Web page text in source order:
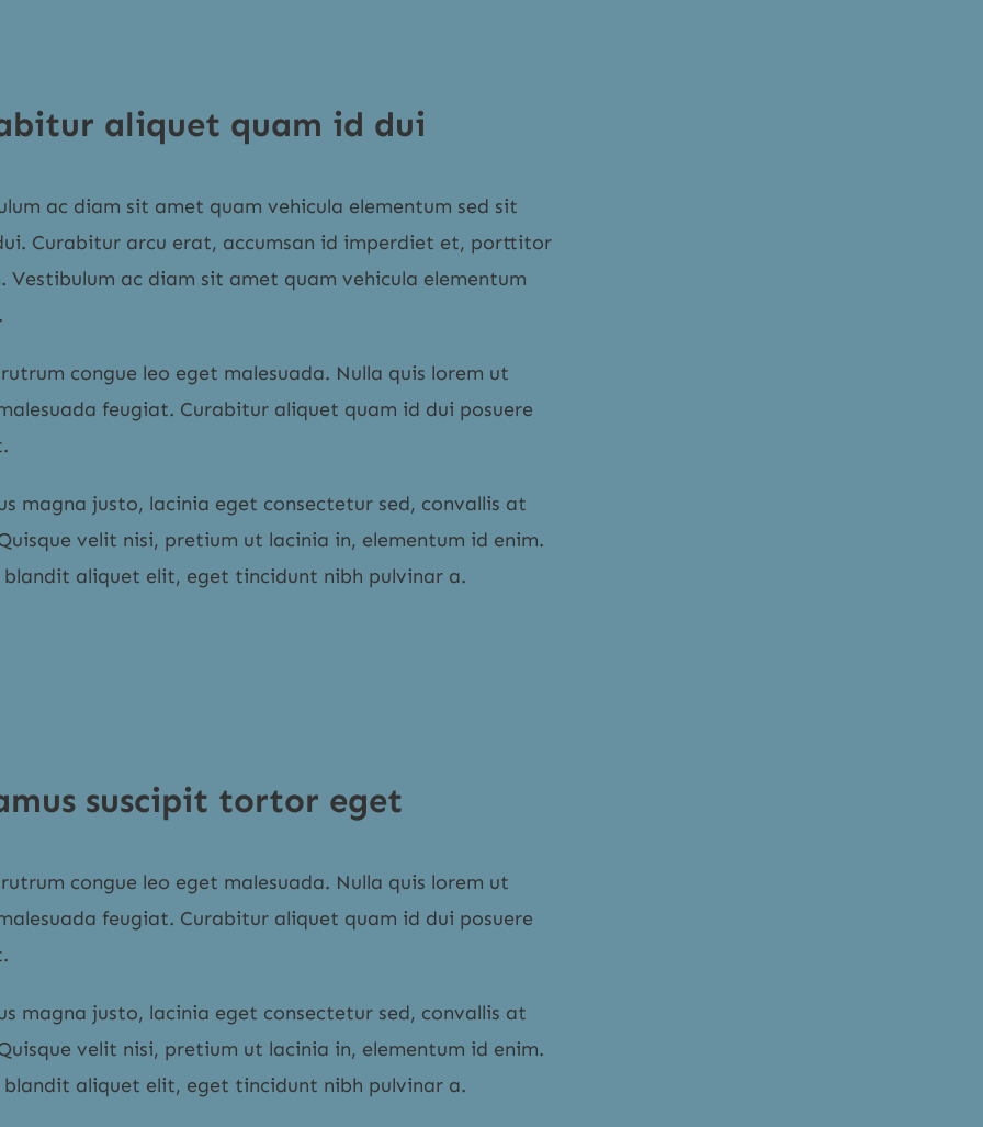
aliquet quam id dui
ac diam sit amet quam vehicula elementum sed sit
Curabitur arcu erat, accumsan id imperdiet et, porttitor
Vestibulum ac diam sit amet quam vehicula elementum
congue leo eget malesuada. Nulla quis lorem ut
feugiat. Curabitur aliquet quam id dui posuere
magna justo, lacinia eget consectetur sed, convallis at
velit nisi, pretium ut lacinia in, elementum id enim.
blandit aliquet elit, eget tincidunt nibh pulvinar a.
suscipit tortor eget
congue leo eget malesuada. Nulla quis lorem ut
feugiat. Curabitur aliquet quam id dui posuere
magna justo, lacinia eget consectetur sed, convallis at
velit nisi, pretium ut lacinia in, elementum id enim.
blandit aliquet elit, eget tincidunt nibh pulvinar a.